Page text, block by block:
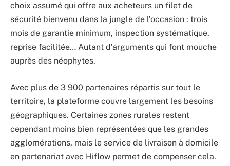
choix assumé qui offre aux acheteurs un filet de
sécurité bienvenu dans la jungle de l’occasion : trois
mois de garantie minimum, inspection systématique,
reprise facilitée… Autant d’arguments qui font mouche
auprès des néophytes.
Avec plus de 3 900 partenaires répartis sur tout le
territoire, la plateforme couvre largement les besoins
géographiques. Certaines zones rurales restent
cependant moins bien représentées que les grandes
agglomérations, mais le service de livraison à domicile
en partenariat avec Hiflow permet de compenser cela.